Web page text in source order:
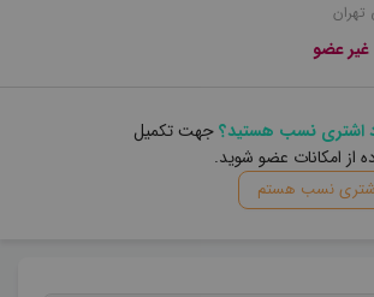
تهران
غیر عضو
اشتری نسب هستید؟جهت تکمیل
از امکانات عضو شوید.
نسب هستم